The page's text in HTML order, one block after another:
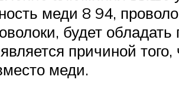
меди 8 94,
будет
причиной
меди.